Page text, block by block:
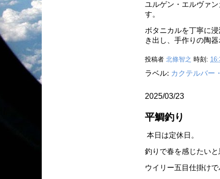
ユルゲン・エルヴァ
す。
ボタニカルを丁寧に
き出し、手作りの陶
投稿者 北條智之 時刻:
ラベル: カクテルバー
2025/03/23
平鯛釣り
本日は定休日。
釣りで春を感じたい
ウイリー五目仕掛け